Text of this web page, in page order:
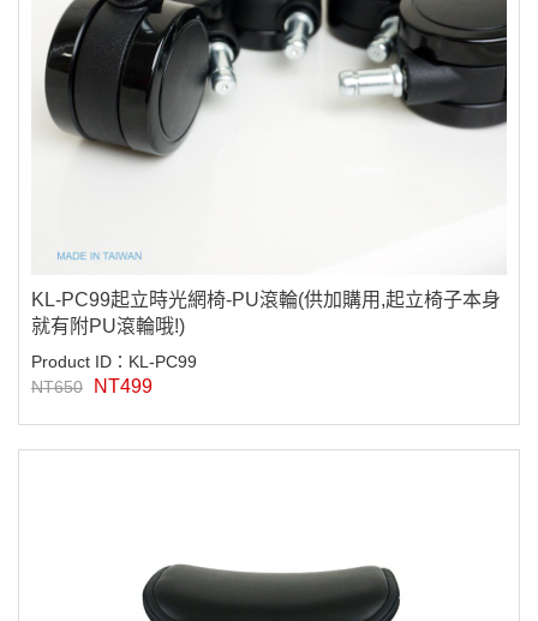
KL-PC99起立時光網椅-PU滾輪(供加購用,起立椅子本身
就有附PU滾輪哦!)
Product ID：KL-PC99
NT650
NT499